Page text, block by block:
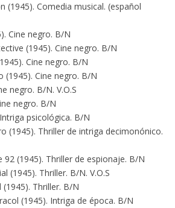
(1945). Comedia musical. (español
Cine negro. B/N
(1945). Cine negro. B/N
Cine negro. B/N
(1945). Cine negro. B/N
negro. B/N. V.O.S
negro. B/N
psicológica. B/N
(1945). Thriller de intriga decimonónico.
92 (1945). Thriller de espionaje. B/N
(1945). Thriller. B/N. V.O.S
Thriller. B/N
(1945). Intriga de época. B/N